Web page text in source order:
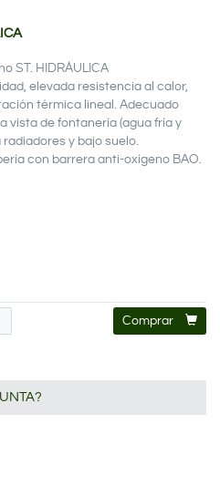
ST. HIDRÁULICA
elevada resistencia al calor,
térmica lineal. Adecuado
vista de fontanería (agua fría y
y bajo suelo.
con barrera anti-oxígeno BAO.
Comprar